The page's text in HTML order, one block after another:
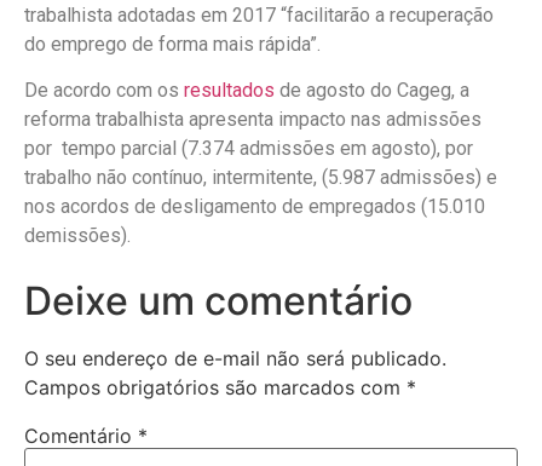
trabalhista adotadas em 2017 “facilitarão a recuperação
do emprego de forma mais rápida”.
De acordo com os resultados de agosto do Cageg, a
reforma trabalhista apresenta impacto nas admissões
por tempo parcial (7.374 admissões em agosto), por
trabalho não contínuo, intermitente, (5.987 admissões) e
nos acordos de desligamento de empregados (15.010
demissões).
Deixe um comentário
O seu endereço de e-mail não será publicado.
Campos obrigatórios são marcados com *
Comentário *